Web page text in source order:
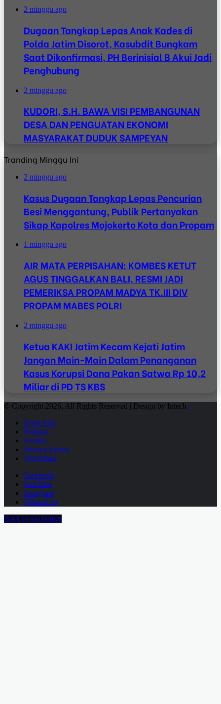
2 minggu ago
Dugaan Tangkap Lepas Anak Kades di
Polda Jatim Disorot, Kasubdit Bungkam
Saat Dikonfirmasi, PH Berinisial B Akui Jadi
Penghubung
2 minggu ago
KUDORI, S.H. BAWA VISI PEMBANGUNAN
DESA DAN PENGUATAN EKONOMI
MASYARAKAT DUDUK SAMPEYAN
Tranding Minggu Ini
2 minggu ago
Kasus Dugaan Tangkap Lepas Pencurian
Besi Menggantung, Publik Pertanyakan
Sikap Kapolres Mojokerto Kota dan Propam
1 minggu ago
AIR MATA PERPISAHAN: KOMBES KETUT
AGUS TINGGALKAN BALI, RESMI JADI
PEMERIKSA PROPAM MADYA TK.III DIV
PROPAM MABES POLRI
2 minggu ago
Ketua KAKI Jatim Kecam Kejati Jatim
Jangan Main-Main Dalam Penanganan
Kasus Korupsi Dana Pakan Satwa Rp 10,2
Miliar di PD TS KBS
© Copyright 2026, All Rights Reserved | Design by Intech .
Kode Etik
Redaksi
Kontak
Privacy Policy
Disclaimer
Facebook
YouTube
Instagram
WhatsApp
Back to top button